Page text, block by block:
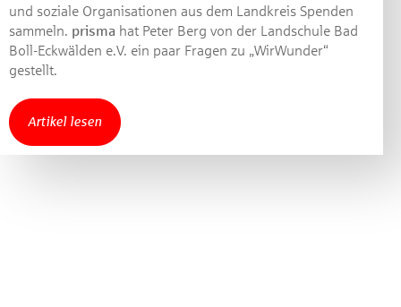
und soziale Organisationen aus dem Landkreis Spenden
sammeln. prisma hat Peter Berg von der Landschule Bad
Boll-Eckwälden e.V. ein paar Fragen zu „WirWunder“
gestellt.
Artikel lesen